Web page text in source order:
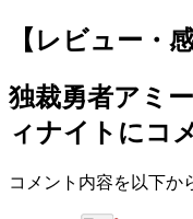
【レビュー・感
独裁勇者アミ
ィナイト にコ
コメント内容を以下か